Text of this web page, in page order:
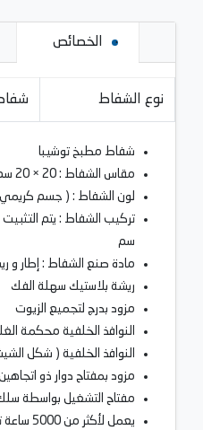
الخصائص
نوع الشفاط
شفاط مطبخ توشيبا
مقاس الشفاط : 20 × 20 سم
لون الشفاط : ( جسم
سم
مادة صنع الشفاط : إطار و
ريشة بلاستيك سهلة الفك
مزود بدرج لتجميع الزيوت
النوافذ الخلفية محكمة
النوافذ الخلفية ( شكل
مزود بمفتاح دوار ذو
مفتاح التشغيل بواسطة
يعمل لأكثر من 5000 ساعة تشغيل متواصلة